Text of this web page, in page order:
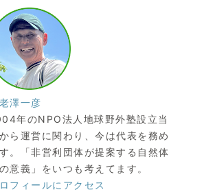
澤一彦
年のNPO法人地球野外塾設立当
ら運営に関わり、今は代表を務め
。「非営利団体が提案する自然体
意義」をいつも考えてます。
フィールにアクセス